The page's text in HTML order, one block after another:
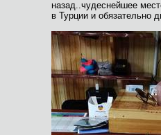
назад..чудеснейшее
в Турции и обязательно